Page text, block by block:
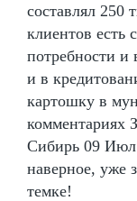
составлял
клиентов есть
потребности и
и в
картошку в
комментариях
Сибирь 09
наверное, уже
темке!